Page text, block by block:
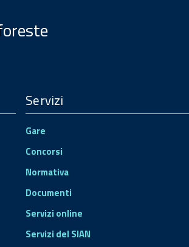
Servizi
Gare
Concorsi
Normativa
Documenti
Servizi online
Servizi del SIAN